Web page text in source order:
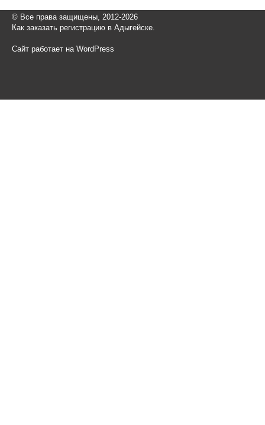
© Все права защищены, 2012-2026
Как заказать регистрацию в Адыгейске.
Сайт работает на WordPress